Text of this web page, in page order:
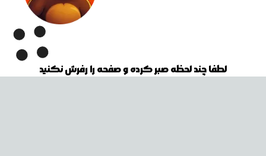
لطفا چند لحظه صبر کرده و صفحه را رفرش نکنید